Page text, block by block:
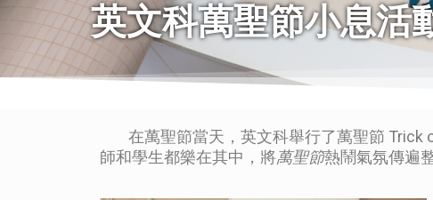
英文科萬聖節小息活
在萬聖節當天，英文科舉行了萬聖節 Trick
師和學生都樂在其中，將萬聖節熱鬧氣氛傳遍